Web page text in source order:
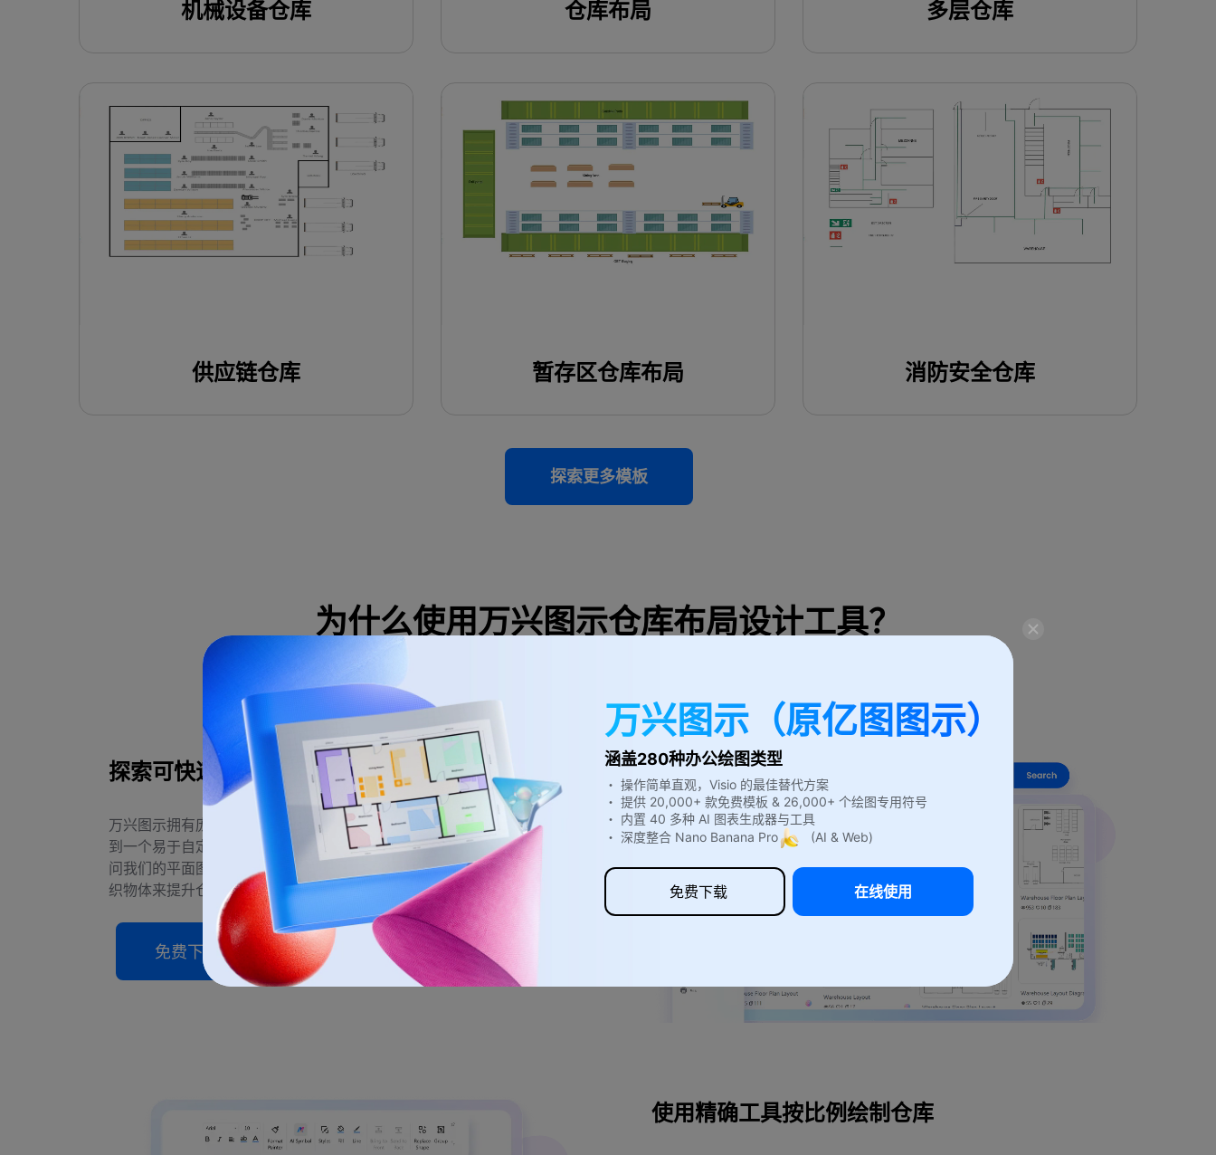
机械设备仓库 仓库布局 多层仓库
使用此模板
供应链仓库
使用此模板
暂存区仓库布局
使用此模板
消防安全仓库
探索更多模板
为什么使用万兴图示仓库布局设计工具？
探索可快速上手的仓库模板
万兴图示拥有庞大的模板社区，提供专业的仓库示例。找
到一个易于自定义的示例，直观呈现仓库的不同区域。访
问我们的平面图形状库并添加元素，看看如何通过重新组
织物体来提升仓库空间利用率。
免费下载
使用精确工具按比例绘制仓库
万兴图示（原亿图图示）
涵盖280种办公绘图类型
・ 操作简单直观，Visio 的最佳替代方案
・ 提供 20,000+ 款免费模板 & 26,000+ 个绘图专用符号
・ 内置 40 多种 AI 图表生成器与工具
・ 深度整合 Nano Banana Pro
(AI & Web)
免费下载 在线使用